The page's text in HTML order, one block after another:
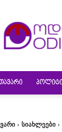
სიახლეები